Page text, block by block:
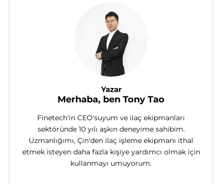
Yazar
Merhaba, ben Tony Tao
Finetech'in CEO'suyum ve ilaç ekipmanları
sektöründe 10 yılı aşkın deneyime sahibim.
Uzmanlığımı, Çin'den ilaç işleme ekipmanı ithal
etmek isteyen daha fazla kişiye yardımcı olmak için
kullanmayı umuyorum.